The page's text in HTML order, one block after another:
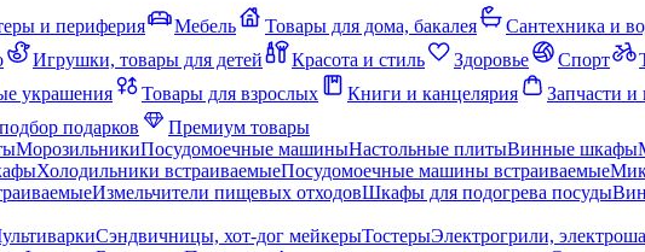
и периферия Мебель Товары для дома, бакалея Сантехника и
Игрушки, товары для детей Красота и стиль Здоровье Спорт
украшения Товары для взрослых Книги и канцелярия Запчасти
подарков
Премиум товары
МорозильникиПосудомоечные машиныНастольные плитыВинные шкафы
Холодильники встраиваемыеПосудомоечные машины встраиваемые
Измельчители пищевых отходовШкафы для подогрева посуды
Сэндвичницы, хот-дог мейкерыТостерыЭлектрогрили,